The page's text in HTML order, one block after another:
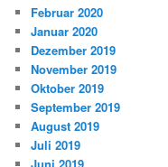
Februar 2020
Januar 2020
Dezember 2019
November 2019
Oktober 2019
September 2019
August 2019
Juli 2019